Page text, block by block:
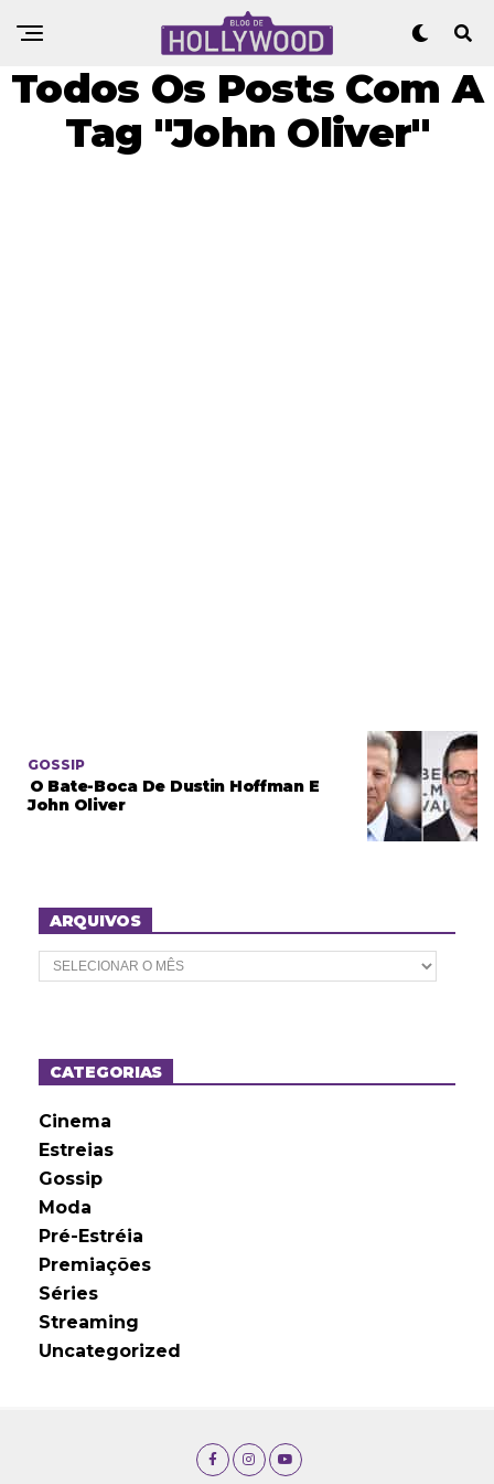
Todos Os Posts Com A
Tag "John Oliver"
GOSSIP
O Bate-Boca De Dustin Hoffman E
John Oliver
ARQUIVOS
A
r
o
sCATEGORIAS
Cinema
Estreias
Gossip
Moda
Pré-Estréia
Premiações
Séries
Streaming
Uncategorized